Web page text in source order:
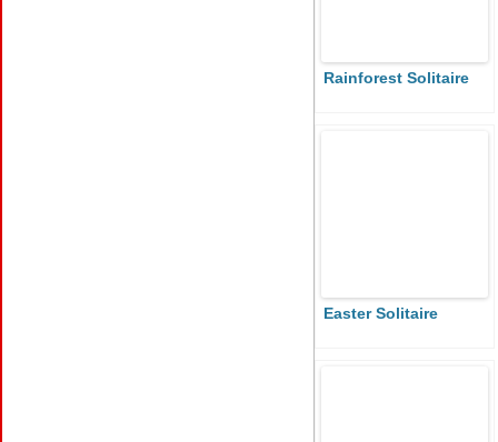
Rainforest Solitaire
Easter Solitaire